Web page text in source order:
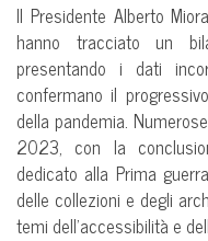
Il Presidente Alberto
hanno tracciato un
presentando i dati
confermano il
della pandemia.
2023, con la
dedicato alla Prima
delle collezioni e degli
temi dell’accessibilità e